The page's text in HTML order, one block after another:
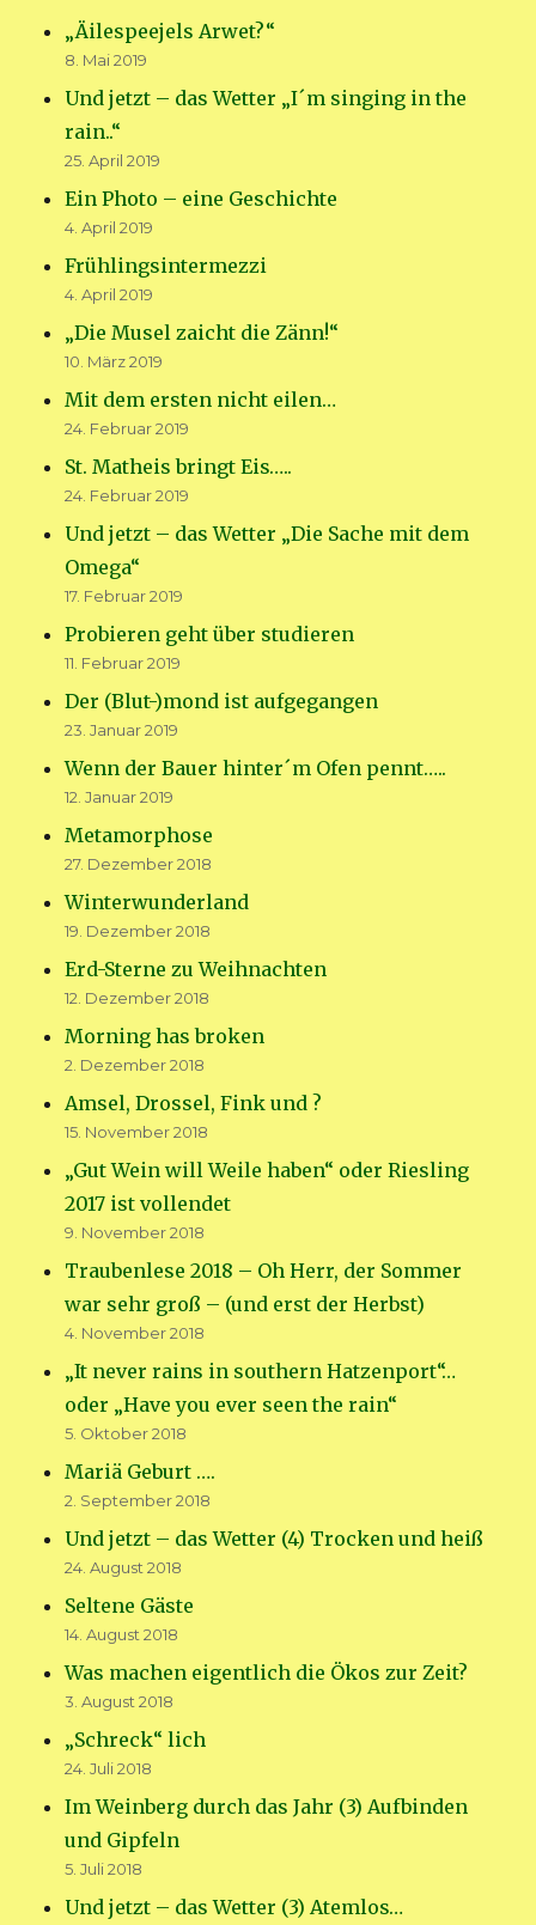
„Äilespeejels Arwet?“
8. Mai 2019
Und jetzt – das Wetter „I´m singing in the
rain..“
25. April 2019
Ein Photo – eine Geschichte
4. April 2019
Frühlingsintermezzi
4. April 2019
„Die Musel zaicht die Zänn!“
10. März 2019
Mit dem ersten nicht eilen…
24. Februar 2019
St. Matheis bringt Eis…..
24. Februar 2019
Und jetzt – das Wetter „Die Sache mit dem
Omega“
17. Februar 2019
Probieren geht über studieren
11. Februar 2019
Der (Blut-)mond ist aufgegangen
23. Januar 2019
Wenn der Bauer hinter´m Ofen pennt…..
12. Januar 2019
Metamorphose
27. Dezember 2018
Winterwunderland
19. Dezember 2018
Erd-Sterne zu Weihnachten
12. Dezember 2018
Morning has broken
2. Dezember 2018
Amsel, Drossel, Fink und ?
15. November 2018
„Gut Wein will Weile haben“ oder Riesling
2017 ist vollendet
9. November 2018
Traubenlese 2018 – Oh Herr, der Sommer
war sehr groß – (und erst der Herbst)
4. November 2018
„It never rains in southern Hatzenport“…
oder „Have you ever seen the rain“
5. Oktober 2018
Mariä Geburt ….
2. September 2018
Und jetzt – das Wetter (4) Trocken und heiß
24. August 2018
Seltene Gäste
14. August 2018
Was machen eigentlich die Ökos zur Zeit?
3. August 2018
„Schreck“ lich
24. Juli 2018
Im Weinberg durch das Jahr (3) Aufbinden
und Gipfeln
5. Juli 2018
Und jetzt – das Wetter (3) Atemlos…